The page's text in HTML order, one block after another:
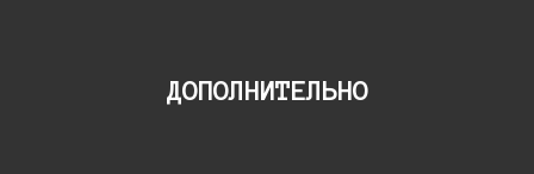
ДОПОЛНИТЕЛЬНО